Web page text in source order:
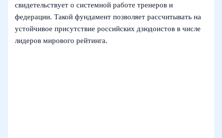
свидетельствует о системной работе тренеров и
федерации. Такой фундамент позволяет рассчитывать на
устойчивое присутствие российских дзюдоистов в числе
лидеров мирового рейтинга.